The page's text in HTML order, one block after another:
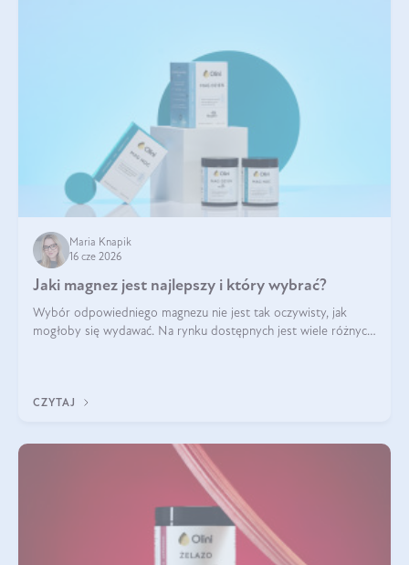
Maria Knapik
16 cze 2026
Jaki magnez jest najlepszy i który wybrać?
Wybór odpowiedniego magnezu nie jest tak oczywisty, jak
mogłoby się wydawać. Na rynku dostępnych jest wiele różnych
CZYTAJ